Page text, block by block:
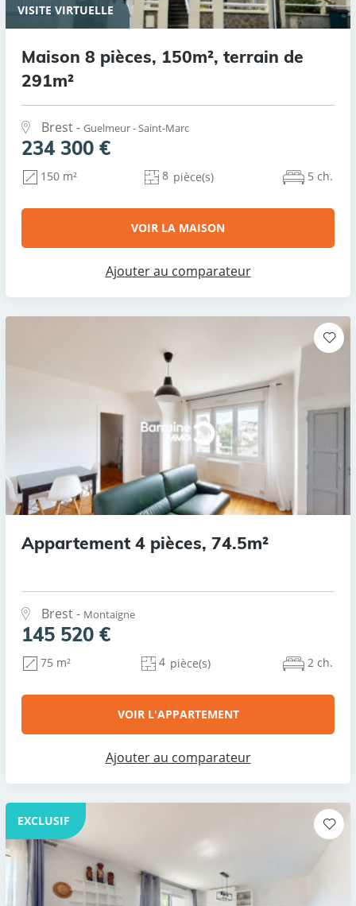
VISITE VIRTUELLE
Maison 8 pièces, 150m², terrain de
291m²
Brest - Guelmeur - Saint-Marc
234 300 €
150 m² 8 pièce(s) 5 ch.
VOIR LA MAISON
Ajouter au comparateur
Appartement 4 pièces, 74.5m²
Brest - Montaigne
145 520 €
75 m² 4 pièce(s) 2 ch.
VOIR L'APPARTEMENT
Ajouter au comparateur
EXCLUSIF